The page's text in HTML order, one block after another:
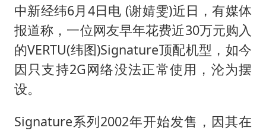
律师谈贾冰私人饭局被偷拍
男子结婚8年3个女儿都不是亲生
白海豚可深入内陆制造大范围风雨
面对面丨蔡磊：与渐冻症抗争 纵使不敌 也不屈服
手机真会“偷听”我们说话吗
中新经纬6月4日电 (谢婧雯)近日，有媒体
报道称，一位网友早年花费近30万元购入
的VERTU(纬图)Signature顶配机型，如今
因只支持2G网络没法正常使用，沦为摆
设。
Signature系列2002年开始发售，因其在